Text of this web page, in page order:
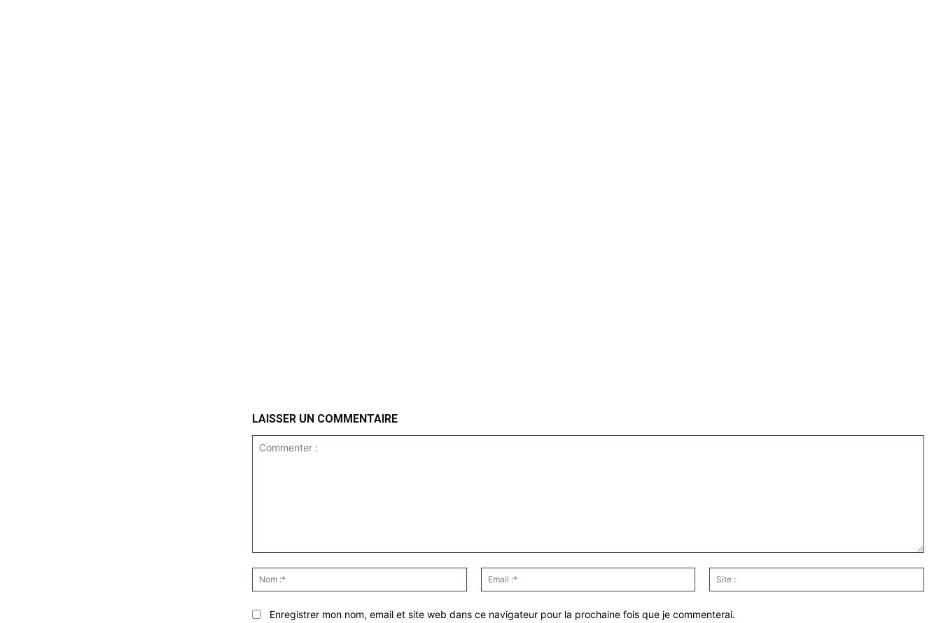
LAISSER UN COMMENTAIRE
:*
Email
:*
:
Enregistrer mon nom, email et site web dans ce navigateur pour la prochaine fois que je commenterai.